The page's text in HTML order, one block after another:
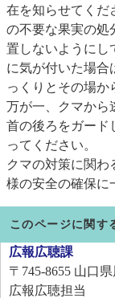
在を知らせてくだ
の不要な果実の処
置しないようにし
に気が付いた場合
っくりとその場か
万が一、クマから
首の後ろをガード
ってください。
クマの対策に関わ
様の安全の確保に
このページに関す
広報広聴課
〒745-8655 山口
広報広聴担当